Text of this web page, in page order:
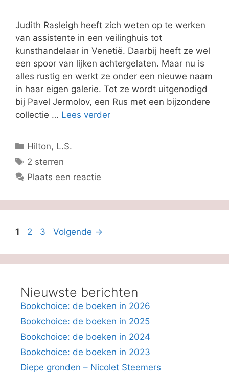
Judith Rasleigh heeft zich weten op te werken
van assistente in een veilinghuis tot
kunsthandelaar in Venetië. Daarbij heeft ze wel
een spoor van lijken achtergelaten. Maar nu is
alles rustig en werkt ze onder een nieuwe naam
in haar eigen galerie. Tot ze wordt uitgenodigd
bij Pavel Jermolov, een Rus met een bijzondere
collectie … Lees verder
Categorieën
Hilton, L.S.
Tags
2 sterren
Plaats een reactie
Pagina
1 Pagina
2 Pagina
3 Volgende →
Nieuwste berichten
Bookchoice: de boeken in 2026
Bookchoice: de boeken in 2025
Bookchoice: de boeken in 2024
Bookchoice: de boeken in 2023
Diepe gronden – Nicolet Steemers